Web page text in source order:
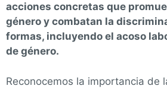
acciones concretas que
género y combatan la
formas, incluyendo el acoso
de género.
Reconocemos la importancia de